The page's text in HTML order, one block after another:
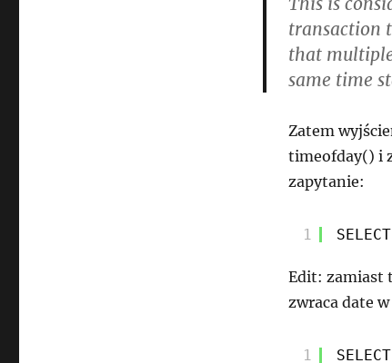
transaction
that
same time
Zatem
timeofday() i
zapytanie:
1
Edit: zamiast
zwraca date
1